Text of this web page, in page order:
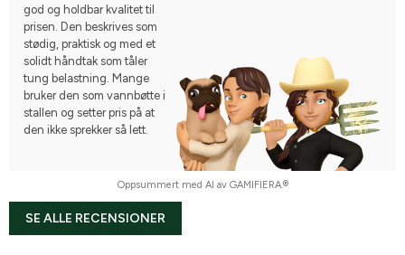
god og holdbar kvalitet til
prisen. Den beskrives som
stødig, praktisk og med et
solidt håndtak som tåler
tung belastning. Mange
bruker den som vannbøtte i
stallen og setter pris på at
den ikke sprekker så lett.
Oppsummert med AI av GAMIFIERA.®
SE ALLE RECENSIONER